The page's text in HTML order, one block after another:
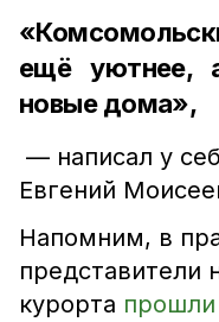
ещё уютнее,
новые дома»,
— написал у
Евгений
Напомним, в
представители
курорта прошли